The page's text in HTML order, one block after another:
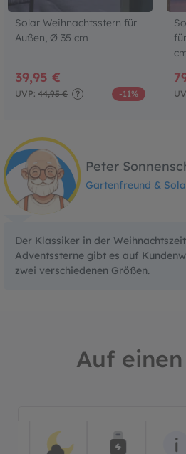
Solar Weihnachtsstern für
Außen, Ø 35 cm
39,95 €
UVP: 44,95 € ? -11%
Peter
Gartenfreund &
Der Klassiker in der
Adventssterne gibt es auf
zwei verschiedenen Größen.
Auf